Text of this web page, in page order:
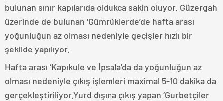
bulunan sınır kapılarıda oldukca sakin oluyor. Güzergah
üzerinde de bulunan ‘Gümrüklerde’de hafta arası
yoğunluğun az olması nedeniyle geçişler hızlı bir
şekilde yapılıyor.
Hafta arası ‘Kapıkule ve İpsala’da da yoğunluğun az
olması nedeniyle çıkış işlemleri maximal 5-10 dakika da
gerçekleştiriliyor.Yurd dışına çıkış yapan ‘Gurbetçiler